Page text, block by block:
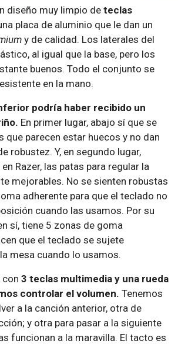
diseño muy limpio de teclas
placa de aluminio que le dan un
y de calidad. Los laterales del
al igual que la base, pero los
buenos. Todo el conjunto se
en la mano.
podría haber recibido un
En primer lugar, abajo sí que se
que parecen estar huecos y no dan
robustez. Y, en segundo lugar,
Razer, las patas para regular la
mejorables. No se sienten robustas
adherente para que el teclado no
cuando las usamos. Por su
sí, tiene 5 zonas de goma
que el teclado se sujete
mesa cuando lo usamos.
con 3 teclas multimedia y una rueda
controlar el volumen. Tenemos
a la canción anterior, otra de
y otra para pasar a la siguiente
funcionan a la maravilla. El tacto es